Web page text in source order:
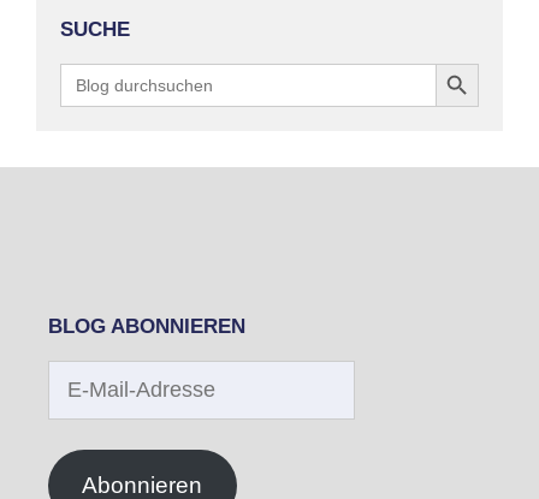
SUCHE
Search
for:
Search Button
BLOG ABONNIEREN
Mail-
Abonnieren